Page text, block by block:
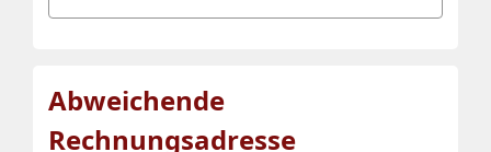
Abweichende
Rechnungsadresse